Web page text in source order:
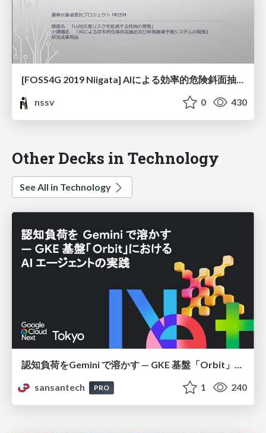
[FOSS4G 2019 Niigata] AIによる効率的危険斜面抽出システムの開発について
nssv
0 430
Other Decks in Technology
See All in Technology
sansantech
PRO 1 240